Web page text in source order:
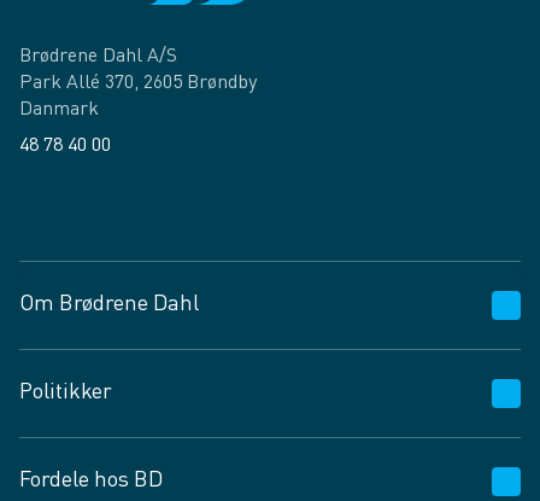
Brødrene Dahl A/S
Park Allé 370, 2605 Brøndby
Danmark
48 78 40 00
Om Brødrene Dahl
Vagttelefon 30 10 89 89
Spørgsmål og svar
Job og karriere
Politikker
Privatlivspolitik
Fordele hos BD